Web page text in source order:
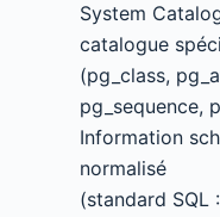
System
catalogue
(pg_class,
pg_sequence,
Information
normalisé
(standard SQL